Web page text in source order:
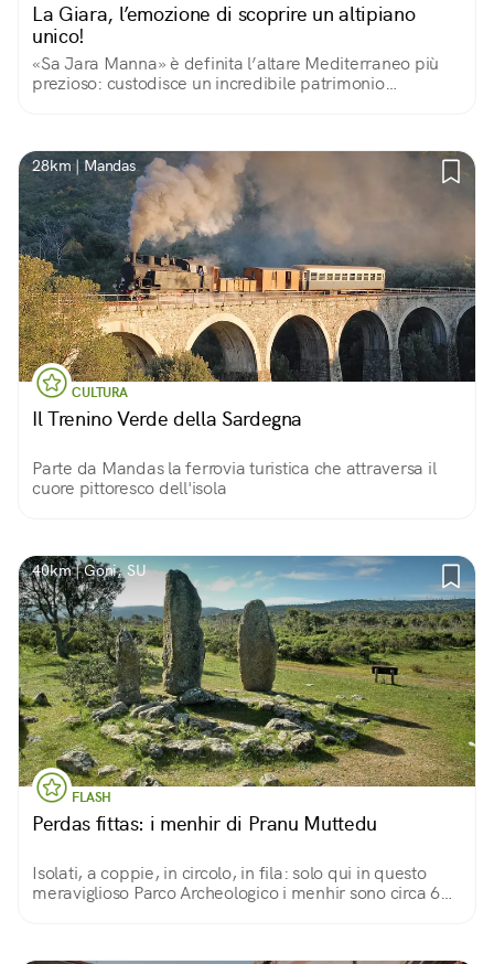
La Giara, l’emozione di scoprire un altipiano
unico!
«Sa Jara Manna» è definita l’altare Mediterraneo più
prezioso: custodisce un incredibile patrimonio
28km | Mandas
CULTURA
Il Trenino Verde della Sardegna
Parte da Mandas la ferrovia turistica che attraversa il
cuore pittoresco dell'isola
40km | Goni, SU
FLASH
Perdas fittas: i menhir di Pranu Muttedu
Isolati, a coppie, in circolo, in fila: solo qui in questo
meraviglioso Parco Archeologico i menhir sono circa 60,